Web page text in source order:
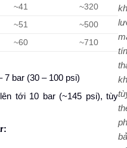
~41
~320
~51
~500
~60 ~710
7 bar (30 – 100 psi)
lên tới 10 bar (~145 psi), tùy